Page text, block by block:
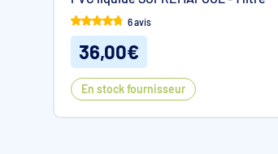
6 avis
36,00€
En stock fournisseur